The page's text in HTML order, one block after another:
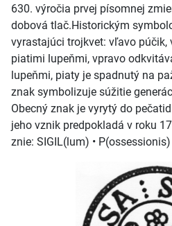
630. výročia prvej písomnej
dobová tlač.Historickým
vyrastajúci trojkvet: vľavo púčik,
piatimi lupeňmi, vpravo
lupeňmi, piaty je spadnutý na
znak symbolizuje súžitie
Obecný znak je vyrytý do
jeho vznik predpokladá v roku
znie: SIGIL(lum) •